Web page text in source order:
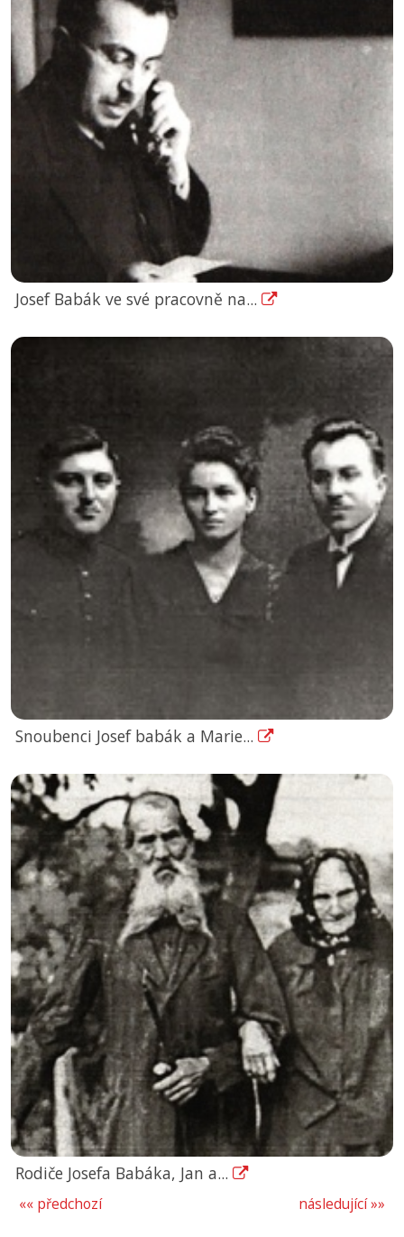
Josef Babák ve své pracovně na...
Snoubenci Josef babák a Marie...
Rodiče Josefa Babáka, Jan a...
následující »»
«« předchozí